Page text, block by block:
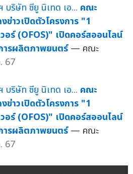
คณะ
าวเปิดตัวโครงการ "1
อร์ (OFOS)" เปิดคอร์สออนไลน์
ารผลิตภาพยนตร์ — คณะ
67
คณะ
าวเปิดตัวโครงการ "1
อร์ (OFOS)" เปิดคอร์สออนไลน์
ารผลิตภาพยนตร์ — คณะ
67